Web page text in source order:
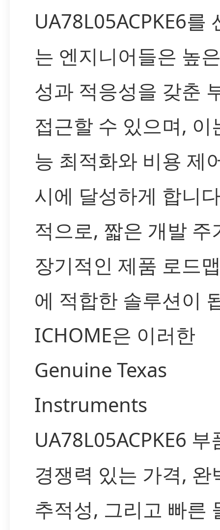
UA78L05ACPKE6를
는 엔지니어들은 높
성과 적응성을 갖춘
접근할 수 있으며, 이
능 최적화와 비용 제
시에 달성하게 합니
적으로, 짧은 개발 주
장기적인 제품 로드
에 적합한 솔루션이
ICHOME은 이러한
Genuine Texas
Instruments
UA78L05ACPKE6 부
경쟁력 있는 가격, 완
추적성, 그리고 빠른